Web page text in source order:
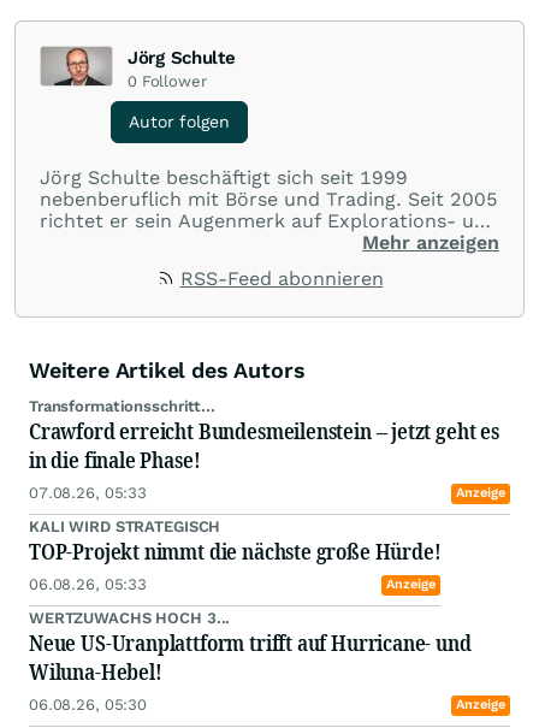
Jörg Schulte
0 Follower
Autor folgen
Jörg Schulte beschäftigt sich seit 1999
nebenberuflich mit Börse und Trading. Seit 2005
richtet er sein Augenmerk auf Explorations- und
Bergbauunternehmen und analysiert täglich die
Community-Mitglied auf wallstreet:online aktiv.
Mehr anzeigen
RSS-Feed abonnieren
Weitere Artikel des Autors
Transformationsschritt...
Crawford erreicht Bundesmeilenstein – jetzt geht es
in die finale Phase!
07.08.26, 05:33 Anzeige
KALI WIRD STRATEGISCH
TOP-Projekt nimmt die nächste große Hürde!
06.08.26, 05:33 Anzeige
WERTZUWACHS HOCH 3...
Neue US-Uranplattform trifft auf Hurricane- und
Wiluna-Hebel!
06.08.26, 05:30 Anzeige